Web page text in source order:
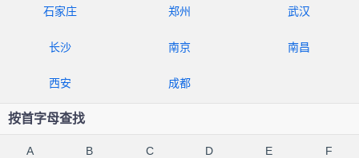
石家庄 郑州 武汉
长沙 南京 南昌
西安 成都
按首字母查找
A B C D E F